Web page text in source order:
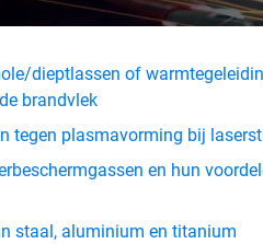
dieptlassen of
brandvlek
tegen plasmavorming bij
en hun
staal, aluminium en titanium